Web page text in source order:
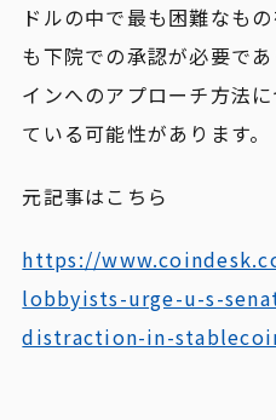
ドルの中で最も困難なも
も下院での承認が必要で
インへのアプローチ方法
ている可能性があります。
元記事はこちら
https://
lobbyists-urge-u-s-
distraction-in-